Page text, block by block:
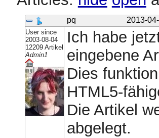
pq 2013-
User since
2003-08-04
12209 Artikel
Admin1
Ich habe
eingebene
Dies
HTML5-
Die Artikel
abgelegt.